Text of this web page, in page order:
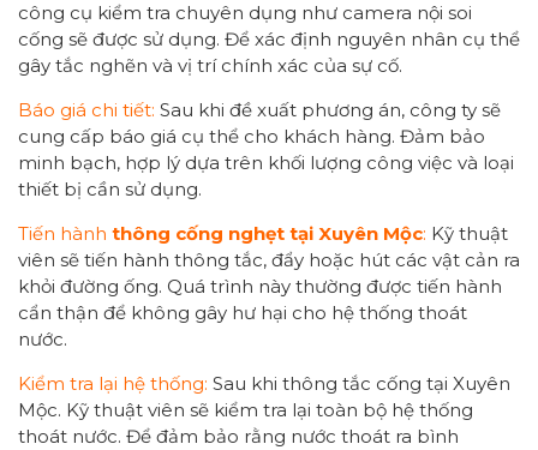
công cụ kiểm tra chuyên dụng như camera nội soi
cống sẽ được sử dụng. Để xác định nguyên nhân cụ thể
gây tắc nghẽn và vị trí chính xác của sự cố.
Báo giá chi tiết: Sau khi đề xuất phương án, công ty sẽ
cung cấp báo giá cụ thể cho khách hàng. Đảm bảo
minh bạch, hợp lý dựa trên khối lượng công việc và loại
thiết bị cần sử dụng.
Tiến hành thông cống nghẹt tại Xuyên Mộc: Kỹ thuật
viên sẽ tiến hành thông tắc, đẩy hoặc hút các vật cản ra
khỏi đường ống. Quá trình này thường được tiến hành
cẩn thận để không gây hư hại cho hệ thống thoát
nước.
Kiểm tra lại hệ thống: Sau khi thông tắc cống tại Xuyên
Mộc. Kỹ thuật viên sẽ kiểm tra lại toàn bộ hệ thống
thoát nước. Để đảm bảo rằng nước thoát ra bình